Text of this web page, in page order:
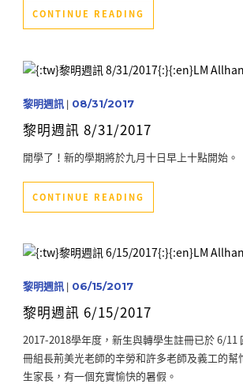
CONTINUE READING
黎明週訊| 08/31/2017
黎明週訊 8/31/2017
開學了！新的學期將於九月十日早上十點開始。
CONTINUE READING
黎明週訊| 06/15/2017
黎明週訊 6/15/2017
2017-2018學年度，新生與轉學生註冊已於 6/11
冊組長荊美光老師的辛勞和許多老師及義工的幫
生家長，有一個充實愉快的暑假。